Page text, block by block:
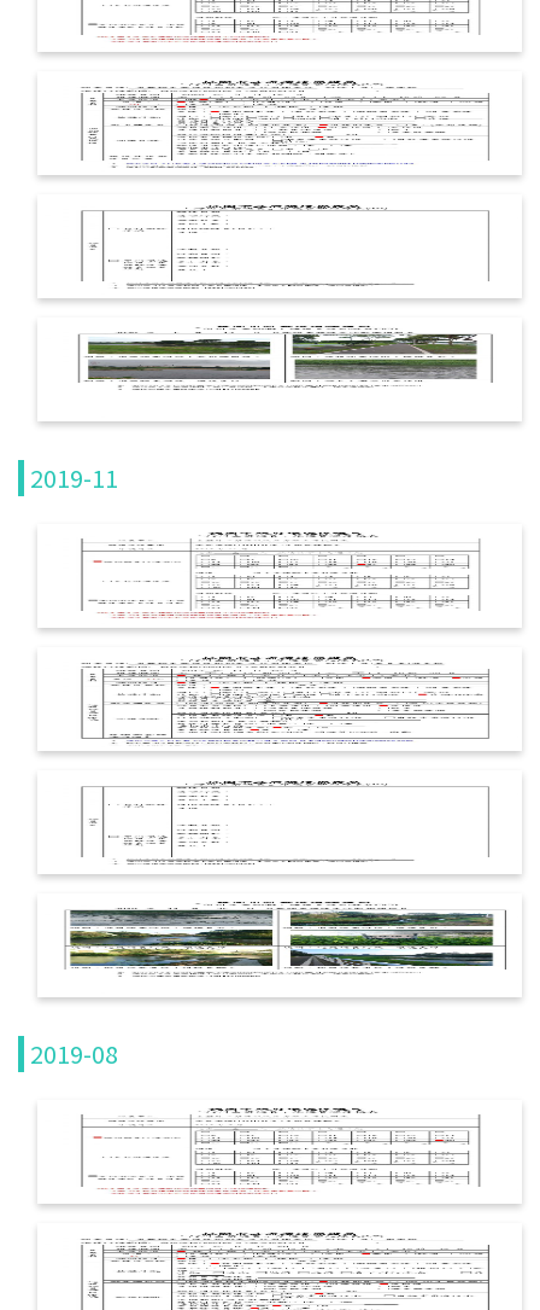
總量管制
畜牧糞尿資源化
影片專區
環保許可整合
最新消息
宣導說明會
檔案下載
水環境巡守隊
水巡守隊公告
水巡守隊
現況介紹
巡守日常
水質監測數據庫
世界水質監測日
水質監測查詢
河川企業認養
常用巡守表單
水質淨化園區
2019-11
2019-08